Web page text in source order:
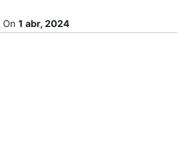
On 1 abr, 2024